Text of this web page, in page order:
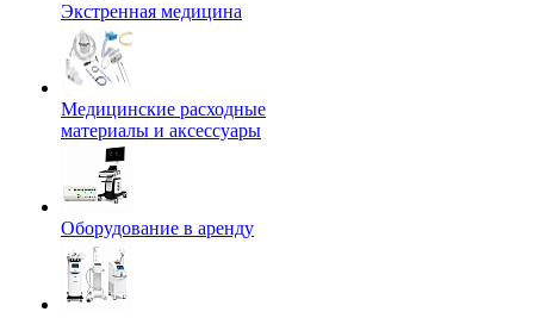
Экстренная медицина
Медицинские расходные
материалы и аксессуары
Оборудование в аренду